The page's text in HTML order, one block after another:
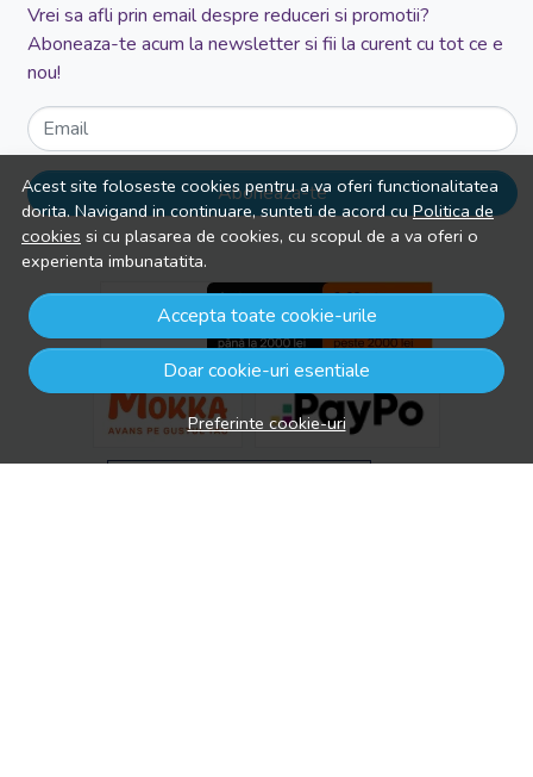
Acest site foloseste cookies pentru a va oferi functionalitatea
dorita. Navigand in continuare, sunteti de acord cuPolitica de
cookies si cu plasarea de cookies, cu scopul de a va oferi o
experienta imbunatatita.
Accepta toate cookie-urile
Doar cookie-uri esentiale
Preferinte cookie-uri
Vrei sa afli prin email despre reduceri si promotii?
Aboneaza-te acum la newsletter si fii la curent cu tot ce e
nou!
Email
Aboneaza-te